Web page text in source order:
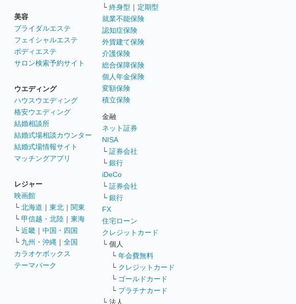
美容
ブライダルエステ
フェイシャルエステ
ボディエステ
サロン検索予約サイト
ウエディング
ハウスウエディング
格安ウエディング
結婚相談所
結婚式場相談カウンター
結婚式場情報サイト
マッチングアプリ
レジャー
映画館
└ 北海道 ｜ 東北 ｜ 関東
└ 甲信越・北陸 ｜ 東海
└ 近畿 ｜ 中国・四国
└ 九州・沖縄 ｜ 全国
カラオケボックス
テーマパーク
└ 終身型 ｜ 定期型
就業不能保険
認知症保険
外貨建て保険
介護保険
総合保障保険
個人年金保険
変額保険
積立保険
金融
ネット証券
NISA
└ 証券会社
└ 銀行
iDeCo
└ 証券会社
└ 銀行
FX
住宅ローン
クレジットカード
└ 個人
└ 年会費無料
└ クレジットカード
└ ゴールドカード
└ プラチナカード
└ 法人